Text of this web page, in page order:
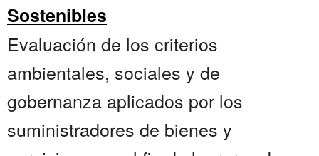
Sostenibles
Evaluación de los criterios
ambientales, sociales y de
gobernanza aplicados por los
suministradores de bienes y